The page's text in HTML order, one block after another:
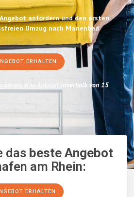
anfordern und den ersten
Umzug nach Marienbad
ERHALTEN
eine Antwort
innerhalb von 15
dasbeste Angebot
am Rhein:
ERHALTEN